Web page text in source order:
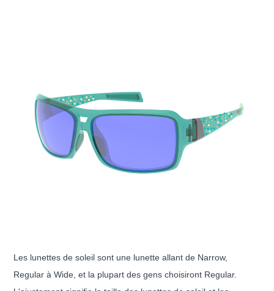
Les lunettes de soleil sont une lunette allant de Narrow,
Regular à Wide, et la plupart des gens choisiront Regular.